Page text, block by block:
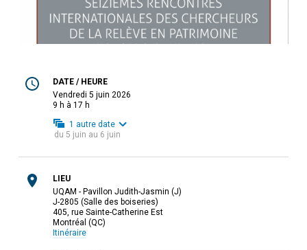
DATE / HEURE
vendredi 5 juin 2026
9 h à 17 h
1 autre date
du 5 juin au 6 juin
LIEU
UQAM - Pavillon Judith-Jasmin (J)
J-2805 (Salle des boiseries)
405, rue Sainte-Catherine Est
Montréal (QC)
Itinéraire